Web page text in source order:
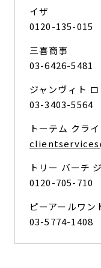
イザ
0120-135-015
三喜商事
03-6426-5481
ジャンヴィト
03-3403-5564
トーテム クラ
トリー バーチ
0120-705-710
ピーアールワン
03-5774-1408